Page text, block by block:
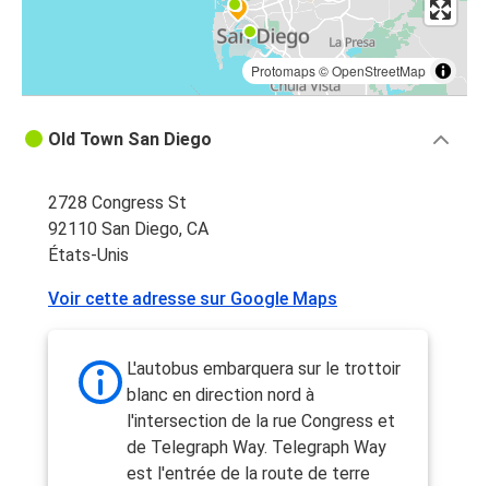
Protomaps©OpenStreetMap
Old Town San Diego
2728 Congress St
92110 San Diego, CA
États-Unis
Voir cette adresse sur Google Maps
L'autobus embarquera sur le trottoir
blanc en direction nord à
l'intersection de la rue Congress et
de Telegraph Way. Telegraph Way
est l'entrée de la route de terre